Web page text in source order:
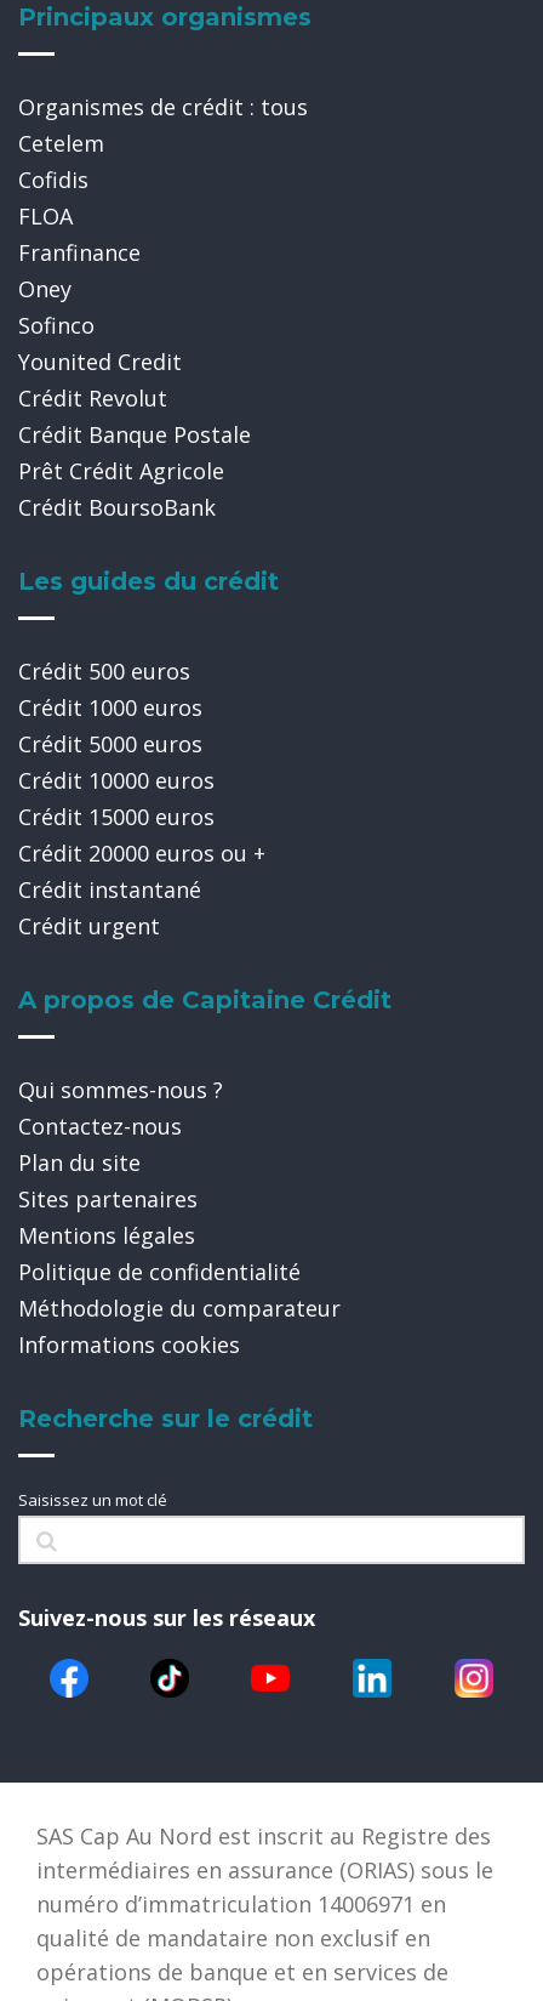
Principaux organismes
Organismes de crédit : tous
Cetelem
Cofidis
FLOA
Franfinance
Oney
Sofinco
Younited Credit
Crédit Revolut
Crédit Banque Postale
Prêt Crédit Agricole
Crédit BoursoBank
Les guides du crédit
Crédit 500 euros
Crédit 1000 euros
Crédit 5000 euros
Crédit 10000 euros
Crédit 15000 euros
Crédit 20000 euros ou +
Crédit instantané
Crédit urgent
A propos de Capitaine Crédit
Qui sommes-nous ?
Contactez-nous
Plan du site
Sites partenaires
Mentions légales
Politique de confidentialité
Méthodologie du comparateur
Informations cookies
Recherche sur le crédit
Saisissez un mot clé
Suivez-nous sur les réseaux
SAS Cap Au Nord est inscrit au Registre des
intermédiaires en assurance (ORIAS) sous le
numéro d’immatriculation 14006971 en
qualité de mandataire non exclusif en
opérations de banque et en services de